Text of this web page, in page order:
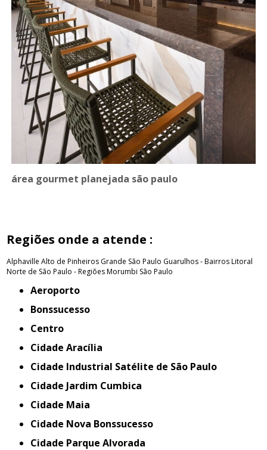
área gourmet planejada são paulo
Regiões onde a atende :
Alphaville Alto de Pinheiros Grande São Paulo Guarulhos - BairrosLitoral
Norte de São Paulo - RegiõesMorumbi São Paulo
Aeroporto
Bonssucesso
Centro
Cidade Aracília
Cidade Industrial Satélite de São Paulo
Cidade Jardim Cumbica
Cidade Maia
Cidade Nova Bonssucesso
Cidade Parque Alvorada